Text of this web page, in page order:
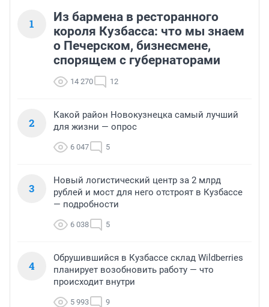
1
Из бармена в ресторанного
короля Кузбасса: что мы знаем
о Печерском, бизнесмене,
спорящем с губернаторами
14 270 12
2
Какой район Новокузнецка самый лучший
для жизни — опрос
6 047 5
3
Новый логистический центр за 2 млрд
рублей и мост для него отстроят в Кузбассе
— подробности
6 038 5
4
Обрушившийся в Кузбассе склад Wildberries
планирует возобновить работу — что
происходит внутри
5 993 9